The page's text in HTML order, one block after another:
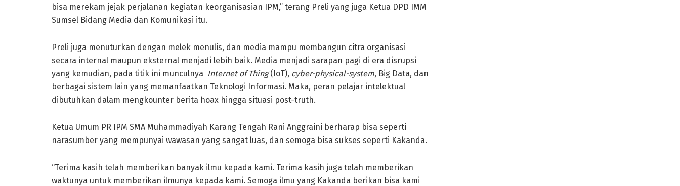
bisa merekam jejak perjalanan kegiatan keorganisasian IPM,” terang Preli yang juga Ketua DPD IMM
Sumsel Bidang Media dan Komunikasi itu.
Preli juga menuturkan dengan melek menulis, dan media mampu membangun citra organisasi
secara internal maupun eksternal menjadi lebih baik. Media menjadi sarapan pagi di era disrupsi
yang kemudian, pada titik ini munculnya Internet of Thing(IoT), cyber-physical-system, Big Data, dan
berbagai sistem lain yang memanfaatkan Teknologi Informasi. Maka, peran pelajar intelektual
dibutuhkan dalam mengkounter berita hoax hingga situasi post-truth.
Ketua Umum PR IPM SMA Muhammadiyah Karang Tengah Rani Anggraini berharap bisa seperti
narasumber yang mempunyai wawasan yang sangat luas, dan semoga bisa sukses seperti Kakanda.
“Terima kasih telah memberikan banyak ilmu kepada kami. Terima kasih juga telah memberikan
waktunya untuk memberikan ilmunya kepada kami. Semoga ilmu yang Kakanda berikan bisa kami